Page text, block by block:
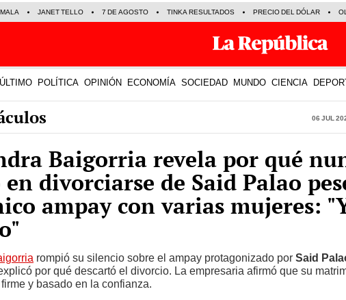
JANET TELLO 7 DE AGOSTO TINKA RESULTADOS PRECIO DEL DÓLAR
POLÍTICA OPINIÓN ECONOMÍA SOCIEDAD MUNDO CIENCIA
06 Jul
Baigorria revela por qué
en divorciarse de Said Palao
ampay con varias mujeres:
rompió su silencio sobre el ampay protagonizado por Said
por qué descartó el divorcio. La empresaria afirmó que su
y basado en la confianza.